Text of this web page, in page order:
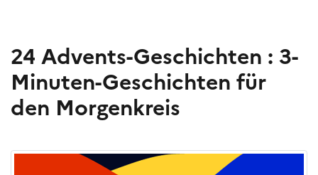
24 Advents-Geschichten : 3-
Minuten-Geschichten für
den Morgenkreis